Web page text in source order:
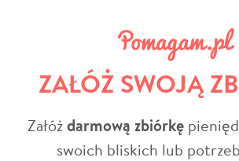
ZAŁÓŻ SWOJĄ
Załóżdarmową zbiórkę
swoich bliskich lub